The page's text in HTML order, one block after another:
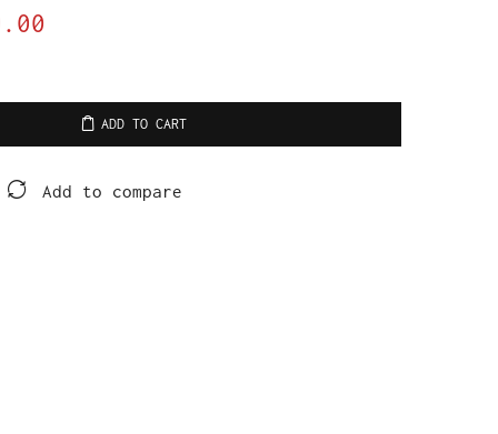
ADD TO CART
Add to compare